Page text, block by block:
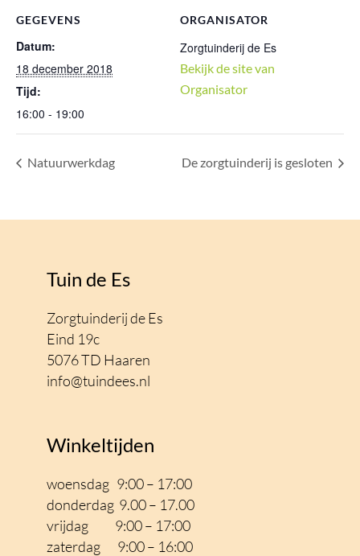
GEGEVENS
Datum:
18 december 2018
Tijd:
16:00 - 19:00
ORGANISATOR
Zorgtuinderij de Es
Bekijk de site van
Organisator
Natuurwerkdag De zorgtuinderij is gesloten
Tuin de Es
Zorgtuinderij de Es
Eind 19c
5076 TD Haaren
info@tuindees.nl
Winkeltijden
woensdag 9:00 – 17:00
donderdag 9.00 – 17.00
vrijdag 9:00 – 17:00
zaterdag 9:00 – 16:00